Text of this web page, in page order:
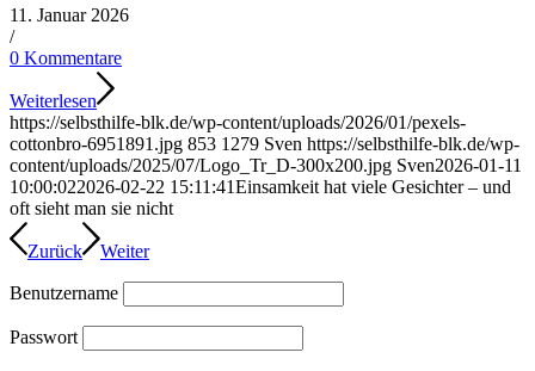
11. Januar 2026
/
0 Kommentare
Weiterlesen
https://selbsthilfe-blk.de/wp-content/uploads/2026/01/pexels-
cottonbro-6951891.jpg 853 1279 Sven https://selbsthilfe-blk.de/wp-
content/uploads/2025/07/Logo_Tr_D-300x200.jpg Sven2026-01-11
10:00:022026-02-22 15:11:41Einsamkeit hat viele Gesichter – und
oft sieht man sie nicht
Zurück Weiter
Benutzername
Passwort